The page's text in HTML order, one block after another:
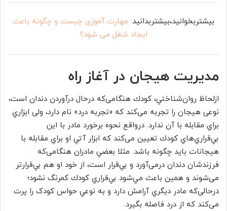
بیشتربخوانید،بیشتربدانید: مهارت آموزی چیست و چگونه باعث
ایجاد شغل می شود؟
مديريت هيجان در آغاز راه
ازلحاظ روان‌شناختي، كودك هنگامی‌كه درحال درآوردن دندان است،
نوعی هيجان را تجربه می‌كند که «تجربه درد» نام دارد، ولی ابزاري
براي مقابله با آن ندارد. درواقع نحوه برخورد مادر با اين‌
بي‌قراري‌هاي كودك تعيين می‌كند كه ابزار آتي او براي مقابله با
هيجانات بايد چگونه باشد. مثلا بعضي مادران هنگامی‌كه
فرزندشان دندان درمی‌آورد و بي‌قرار است، از خود او هم بي‌قرارتر
می‌شوند و همين باعث مي‌شود بي‌قراري كودك كمرنگ نشود؛
درحالی‌که مادر ديگري آرامش دارد و به نوعي حواس کودک را پرت
می‌كند كه از درد فاصله بگيرد.